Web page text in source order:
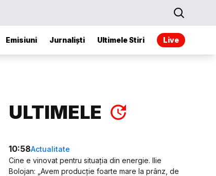
Emisiuni Jurnaliști Ultimele Stiri Live
ULTIMELE
10:58Actualitate
Cine e vinovat pentru situația din energie. Ilie
Bolojan: „Avem producție foarte mare la prânz, de